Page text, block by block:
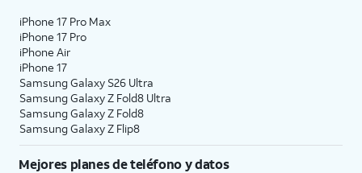
iPhone 17 Pro Max
iPhone 17 Pro
iPhone Air
iPhone 17
Samsung Galaxy S26 Ultra
Samsung Galaxy Z Fold8 Ultra
Samsung Galaxy Z Fold8
Samsung Galaxy Z Flip8
Mejores planes de teléfono y datos